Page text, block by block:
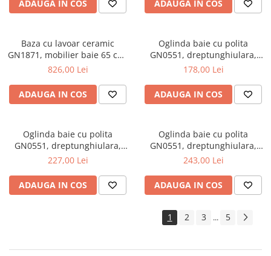
ADAUGA IN COS ADAUGA IN COS
Baza cu lavoar ceramic
GN1871, mobilier baie 65 cm,
front MDF, 1 sertar, 1 usa,
manere cromate, alb
826,00 Lei
ADAUGA IN COS
Oglinda baie cu polita
GN0551, dreptunghiulara,
PAL, 50 cm, alb
178,00 Lei
ADAUGA IN COS
Oglinda baie cu polita
GN0551, dreptunghiulara,
PAL, 70 cm, alb
227,00 Lei
ADAUGA IN COS
Oglinda baie cu polita
GN0551, dreptunghiulara,
PAL, 80 cm, alb
243,00 Lei
ADAUGA IN COS
1 2 3 ... 5